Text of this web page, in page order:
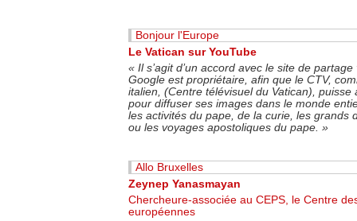
Bonjour l'Europe
Le Vatican sur YouTube
« Il s’agit d’un accord avec le site de
Google est propriétaire, afin que le CTV,
italien, (Centre télévisuel du Vatican), puisse
pour diffuser ses images dans le monde
les activités du pape, de la curie, les grands
ou les voyages apostoliques du pape. »
Allo Bruxelles
Zeynep Yanasmayan
Chercheure-associée au CEPS, le Centre
européennes